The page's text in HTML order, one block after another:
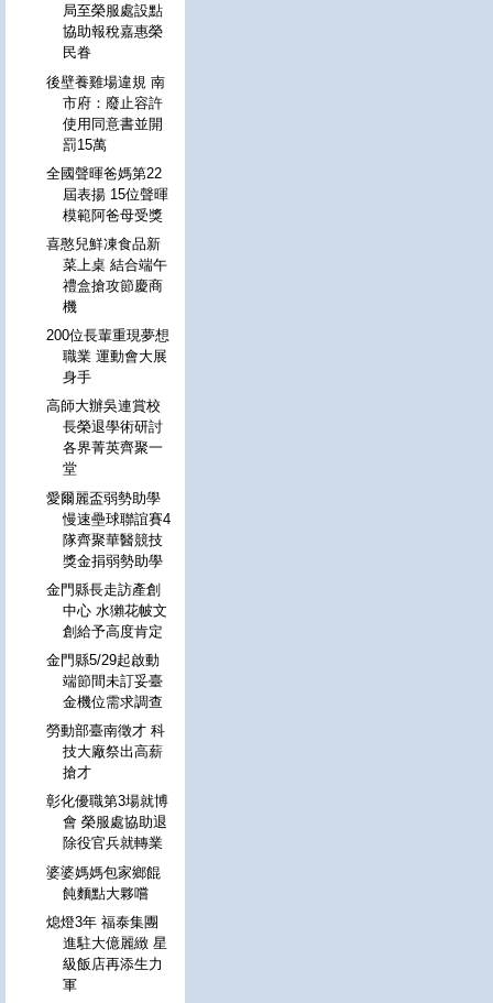
局至榮服處設點
協助報稅嘉惠榮
民眷
後壁養雞場違規 南
市府：廢止容許
使用同意書並開
罰15萬
全國聲暉爸媽第22
屆表揚 15位聲暉
模範阿爸母受獎
喜憨兒鮮凍食品新
菜上桌 結合端午
禮盒搶攻節慶商
機
200位長輩重現夢想
職業 運動會大展
身手
高師大辦吳連賞校
長榮退學術研討
各界菁英齊聚一
堂
愛爾麗盃弱勢助學
慢速壘球聯誼賽4
隊齊聚華醫競技
獎金捐弱勢助學
金門縣長走訪產創
中心 水獺花帔文
創給予高度肯定
金門縣5/29起啟動
端節間未訂妥臺
金機位需求調查
勞動部臺南徵才 科
技大廠祭出高薪
搶才
彰化優職第3場就博
會 榮服處協助退
除役官兵就轉業
婆婆媽媽包家鄉餛
飩麵點大夥嚐
熄燈3年 福泰集團
進駐大億麗緻 星
級飯店再添生力
軍